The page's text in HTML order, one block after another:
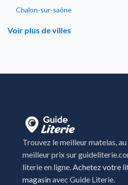
Chalon-sur-saône
Champagnole
Gray
Lons-le-saunier
Lure
Marsannay-la-Côte
Voir plus de villes
Trouvez le meilleur matelas,
meilleur prix sur
literie en ligne.Achetez votre
magasinavec Guide Literie.